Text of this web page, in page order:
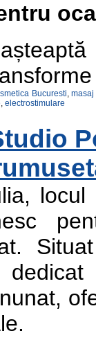
Bucuresti,
, electrostimulare